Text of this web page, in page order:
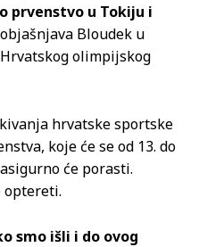
prvenstvo u Tokiju i
Bloudek u
olimpijskog
hrvatske sportske
koje će se od 13. do
će porasti.
optereti.
smo išli i do ovog